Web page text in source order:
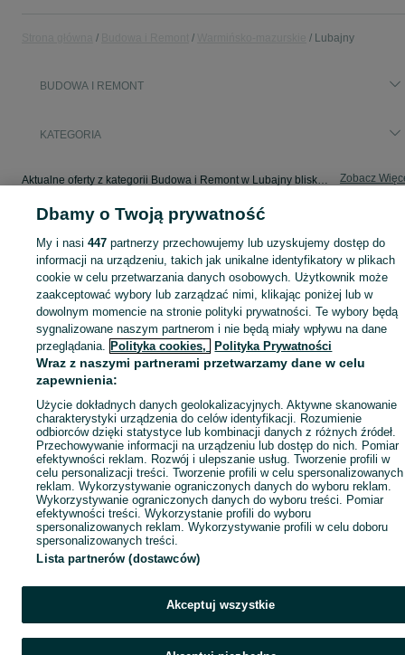
Lubajny
BUDOWA I REMONT
KATEGORIA
Aktualne oferty z kategorii Budowa i Remont w Lubajny blisko Ciebie ➤ Kupuj nowe lub używane w dobrej cenie, przeglądaj lokalne ogłoszenia ☝ Szybkie kupno i sprzedaż na OLX.pl Zobacz
Mapa kategorii
Mapa miejscowości
Mapa ministron
Popularne wyszukiwania
Dbamy o Twoją prywatność
My i nasi447 partnerzy przechowujemy lub uzyskujemy dostęp do
informacji na urządzeniu, takich jak unikalne identyfikatory w plikach
cookie w celu przetwarzania danych osobowych. Użytkownik może
zaakceptować wybory lub zarządzać nimi, klikając poniżej lub w
dowolnym momencie na stronie polityki prywatności. Te wybory będą
sygnalizowane naszym partnerom i nie będą miały wpływu na dane
przeglądania. Polityka cookies, Polityka Prywatności
Wraz z naszymi partnerami przetwarzamy dane w celu
zapewnienia:
Użycie dokładnych danych geolokalizacyjnych. Aktywne skanowanie
charakterystyki urządzenia do celów identyfikacji. Rozumienie
odbiorców dzięki statystyce lub kombinacji danych z różnych źródeł.
Przechowywanie informacji na urządzeniu lub dostęp do nich. Pomiar
efektywności reklam. Rozwój i ulepszanie usług. Tworzenie profili w
celu personalizacji treści. Tworzenie profili w celu spersonalizowanych
reklam. Wykorzystywanie ograniczonych danych do wyboru reklam.
Wykorzystywanie ograniczonych danych do wyboru treści. Pomiar
efektywności treści. Wykorzystanie profili do wyboru
spersonalizowanych reklam. Wykorzystywanie profili w celu doboru
spersonalizowanych treści.
Lista partnerów (dostawców)
Akceptuj wszystkie